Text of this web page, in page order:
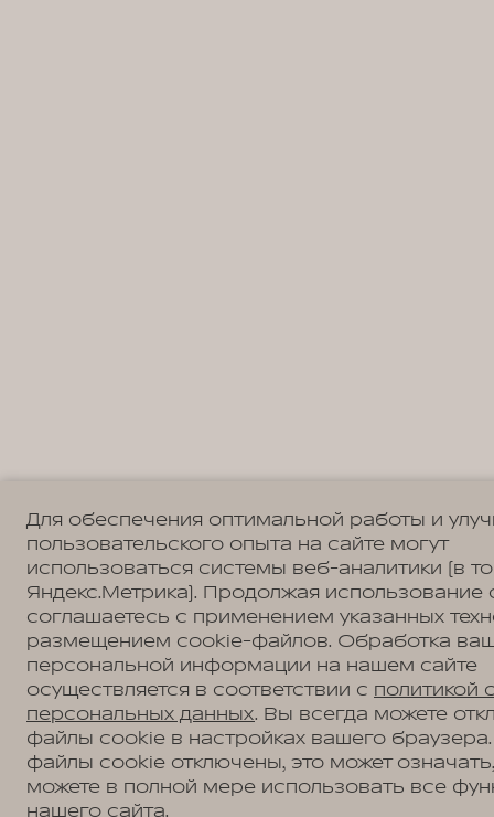
Для обеспечения оптимальной работы и
пользовательского опыта на сайте могут
использоваться системы веб-аналитики (в
Яндекс.Метрика). Продолжая использование
соглашаетесь с применением указанных
размещением cookie-файлов. Обработка
персональной информации на нашем сайте
осуществляется в соответствии с политикой
персональных данных. Вы всегда можете
файлы cookie в настройках вашего
файлы cookie отключены, это может
можете в полной мере использовать все
нашего сайта.